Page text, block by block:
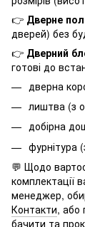
👉 Дверне
дверей) без
👉 Дверний
готові до
дверна
лиштва (з
добірна
фурнітура
💬 Щодо
комплектації
менеджер,
Контакти, або
бачити та